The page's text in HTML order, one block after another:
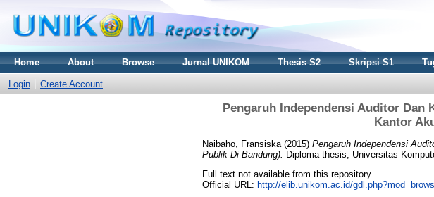
Home About Browse Jurnal UNIKOM Thesis S2 Skripsi S1
Login Create Account
Pengaruh Independensi Auditor Dan
Kantor
Naibaho, Fransiska (2015) Pengaruh Independensi
Publik Di Bandung).
Diploma thesis, Universitas
Full text not available from this repository.
Official URL: http://elib.unikom.ac.id/